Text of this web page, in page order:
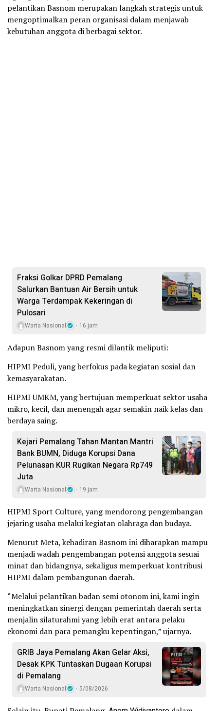
pelantikan Basnom merupakan langkah strategis untuk
mengoptimalkan peran organisasi dalam menjawab
kebutuhan anggota di berbagai sektor.
Fraksi Golkar DPRD Pemalang
Salurkan Bantuan Air Bersih untuk
Warga Terdampak Kekeringan di
Pulosari
Warta Nasional 16 jam
Adapun Basnom yang resmi dilantik meliputi:
HIPMI Peduli, yang berfokus pada kegiatan sosial dan
kemasyarakatan.
HIPMI UMKM, yang bertujuan memperkuat sektor usaha
mikro, kecil, dan menengah agar semakin naik kelas dan
berdaya saing.
Kejari Pemalang Tahan Mantan Mantri
Bank BUMN, Diduga Korupsi Dana
Pelunasan KUR Rugikan Negara Rp749
Juta
Warta Nasional 19 jam
HIPMI Sport Culture, yang mendorong pengembangan
jejaring usaha melalui kegiatan olahraga dan budaya.
Menurut Meta, kehadiran Basnom ini diharapkan mampu
menjadi wadah pengembangan potensi anggota sesuai
minat dan bidangnya, sekaligus memperkuat kontribusi
HIPMI dalam pembangunan daerah.
“Melalui pelantikan badan semi otonom ini, kami ingin
meningkatkan sinergi dengan pemerintah daerah serta
menjalin silaturahmi yang lebih erat antara pelaku
ekonomi dan para pemangku kepentingan,” ujarnya.
GRIB Jaya Pemalang Akan Gelar Aksi,
Desak KPK Tuntaskan Dugaan Korupsi
di Pemalang
Warta Nasional 5/08/2026